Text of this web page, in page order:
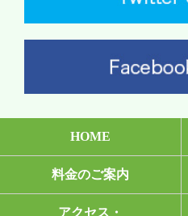
HOME
料金のご案内
アクセス・